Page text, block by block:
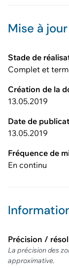
Mise à jour
Stade de
Complet et
Création de la
13.05.2019
Date de
13.05.2019
Fréquence de
En continu
Précision /
La précision des
approximative.